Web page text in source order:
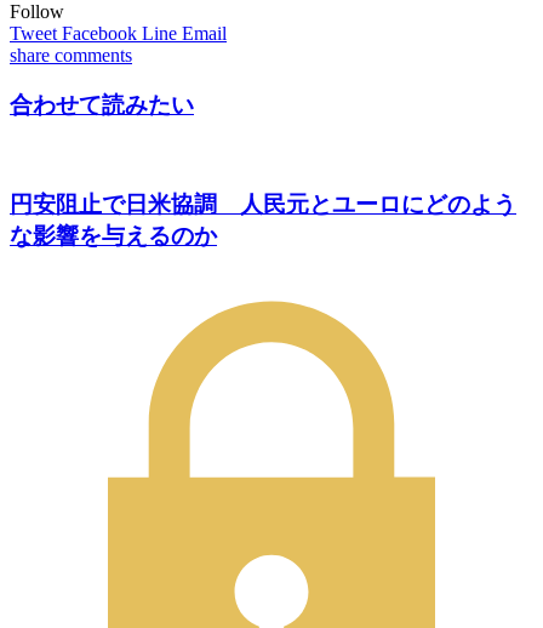
Follow
Tweet Facebook Line Email
share comments
合わせて読みたい
円安阻止で日米協調 人民元とユーロにどのよう
な影響を与えるのか